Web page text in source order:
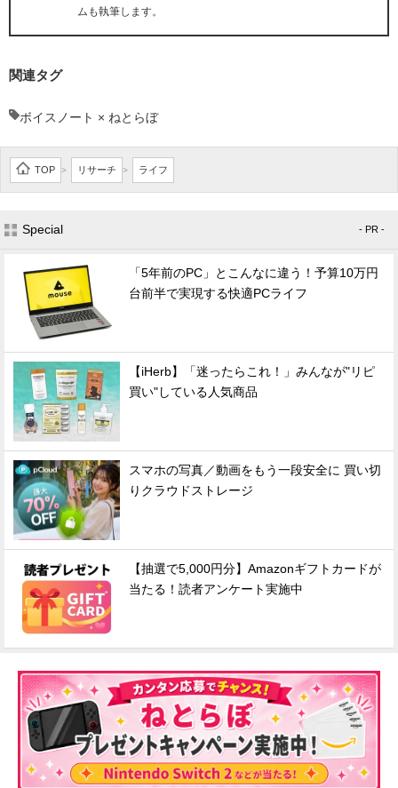
ムも執筆します。
関連タグ
ボイスノート × ねとらぼ
TOP > リサーチ > ライフ
Special - PR -
「5年前のPC」とこんなに違う！予算10万円
台前半で実現する快適PCライフ
【iHerb】「迷ったらこれ！」みんなが"リピ
買い"している人気商品
スマホの写真／動画をもう一段安全に 買い切
りクラウドストレージ
【抽選で5,000円分】Amazonギフトカードが
当たる！読者アンケート実施中